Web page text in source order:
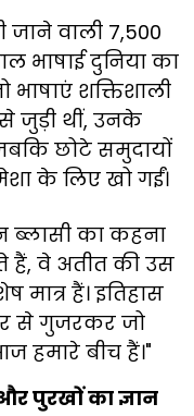
वाली 7,500
भाषाई दुनिया का
शक्तिशाली
जुड़ी थीं, उनके
छोटे समुदायों
के लिए खो गईं।
का कहना
हैं, वे अतीत की उस
मात्र हैं। इतिहास
से गुजरकर जो
हमारे बीच हैं।"
पुरखों का ज्ञान